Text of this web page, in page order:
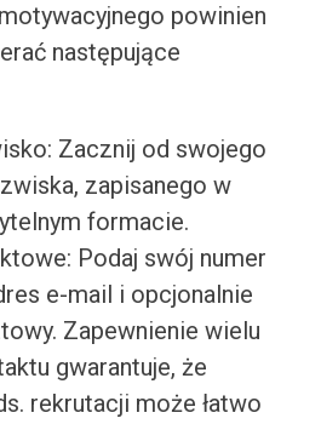
powinien
następujące
Zacznij od swojego
zapisanego w
formacie.
Podaj swój numer
e-mail i opcjonalnie
Zapewnienie wielu
gwarantuje, że
rekrutacji może łatwo